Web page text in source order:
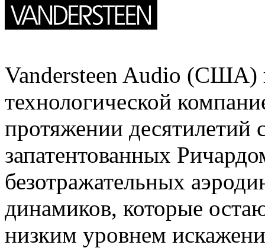
Vandersteen Audio (США)
технологической
протяжении десятилетий
запатентованных
безотражательных
динамиков, которые
низким уровнем